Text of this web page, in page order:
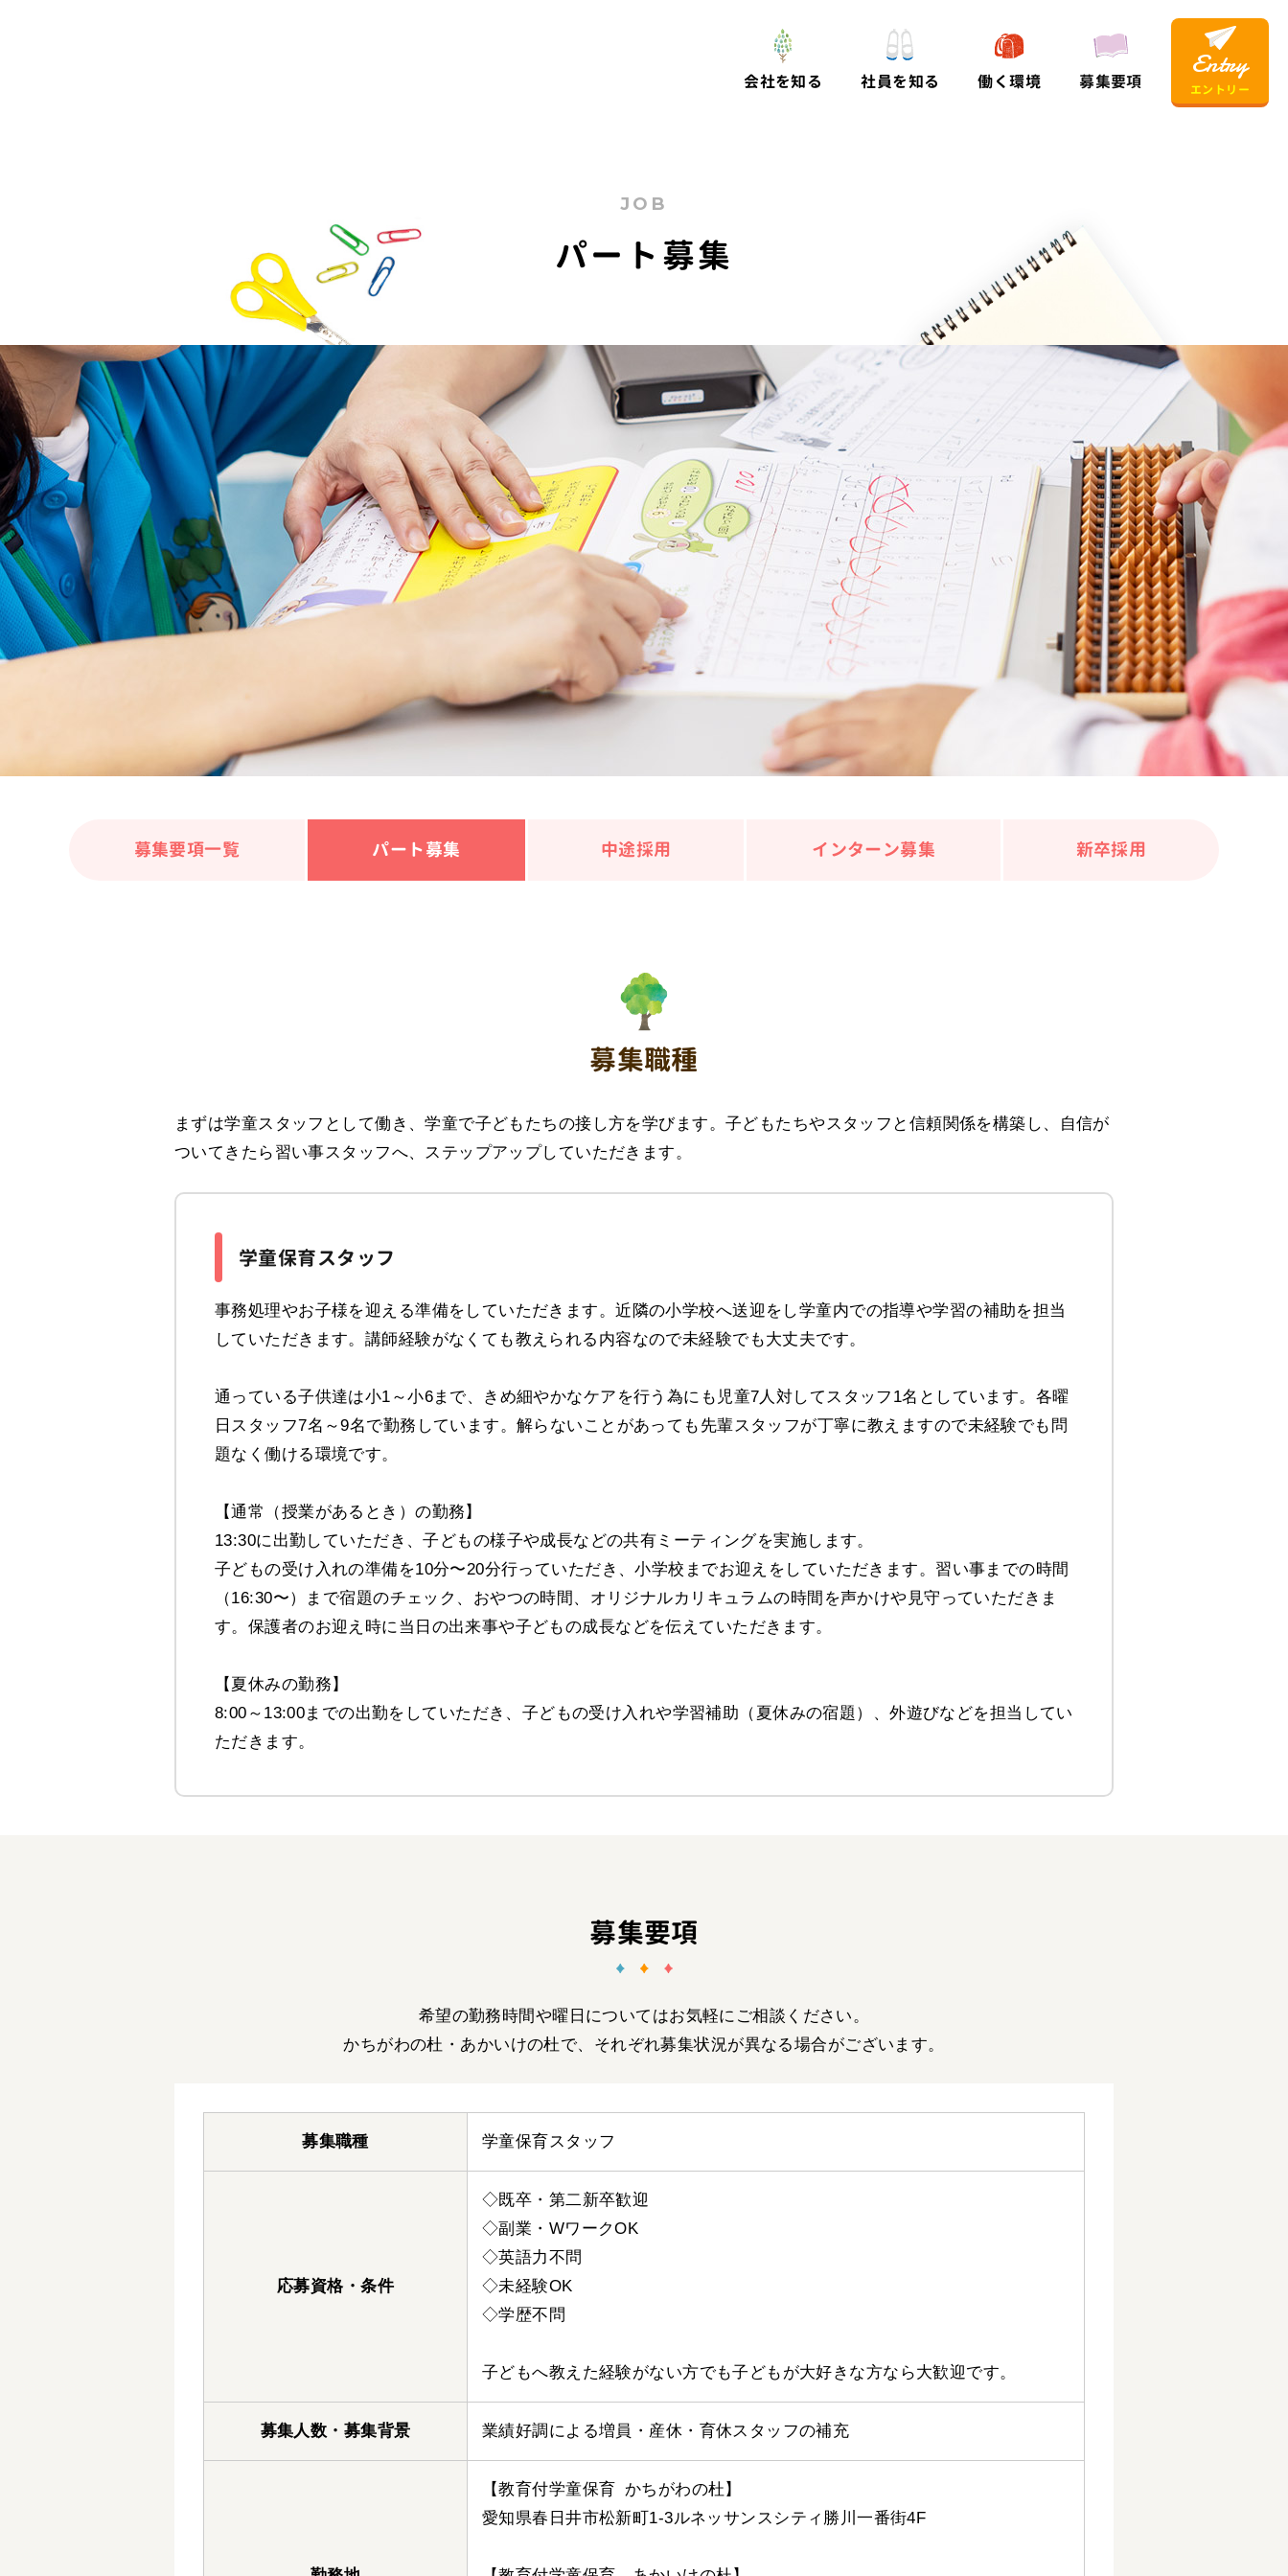
会社を知る 社員を知る 働く環境 募集要項 エントリー
JOB
パート募集
募集要項一覧 パート募集 中途採用 インターン募集 新卒採用
募集職種
まずは学童スタッフとして働き、学童で子どもたちの接し方を学びます。子どもたちやスタッフと信頼関係を構築し、自信が
ついてきたら習い事スタッフへ、ステップアップしていただきます。
学童保育スタッフ
事務処理やお子様を迎える準備をしていただきます。近隣の小学校へ送迎をし学童内での指導や学習の補助を担当
していただきます。講師経験がなくても教えられる内容なので未経験でも大丈夫です。
通っている子供達は小1～小6まで、きめ細やかなケアを行う為にも児童7人対してスタッフ1名としています。各曜
日スタッフ7名～9名で勤務しています。解らないことがあっても先輩スタッフが丁寧に教えますので未経験でも問
題なく働ける環境です。
【通常（授業があるとき）の勤務】
13:30に出勤していただき、子どもの様子や成長などの共有ミーティングを実施します。
子どもの受け入れの準備を10分〜20分行っていただき、小学校までお迎えをしていただきます。習い事までの時間
（16:30〜）まで宿題のチェック、おやつの時間、オリジナルカリキュラムの時間を声かけや見守っていただきま
す。保護者のお迎え時に当日の出来事や子どもの成長などを伝えていただきます。
【夏休みの勤務】
8:00～13:00までの出勤をしていただき、子どもの受け入れや学習補助（夏休みの宿題）、外遊びなどを担当してい
ただきます。
募集要項
希望の勤務時間や曜日についてはお気軽にご相談ください。
かちがわの杜・あかいけの杜で、それぞれ募集状況が異なる場合がございます。
募集職種 学童保育スタッフ
応募資格・条件
◇既卒・第二新卒歓迎
◇副業・WワークOK
◇英語力不問
◇未経験OK
◇学歴不問
子どもへ教えた経験がない方でも子どもが大好きな方なら大歓迎です。
募集人数・募集背景 業績好調による増員・産休・育休スタッフの補充
【教育付学童保育 かちがわの杜】
愛知県春日井市松新町1-3ルネッサンスシティ勝川一番街4F